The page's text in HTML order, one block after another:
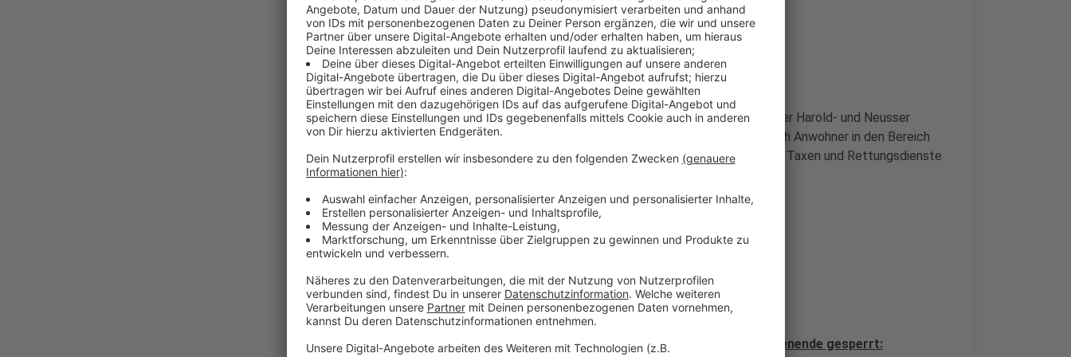
Veröffentlicht:Freitag, 16.07.2021 14:18
Anzeige
Ab heute Abend (16. Juli 2021) sperrt sie somit die Zufahrt von der Harold- und Neusser
Straße aus zum Rhein. Mitarbeiter kontrollieren dort, dass nur noch Anwohner in den Bereich
am Mannesmannufer fahren können. Auch deren Besucher, Busse, Taxen und Rettungsdienste
Anzeige
Anzeige
Gegen Auto-Poser: Zufahrt zum Mannesmannufer am Wochenende gesperrt: